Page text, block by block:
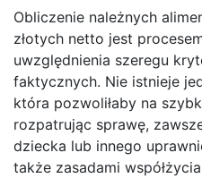
Obliczenie należnych
złotych netto jest
uwzględnienia szeregu
faktycznych. Nie istnieje
która pozwoliłaby na
rozpatrując sprawę,
dziecka lub innego
także zasadami